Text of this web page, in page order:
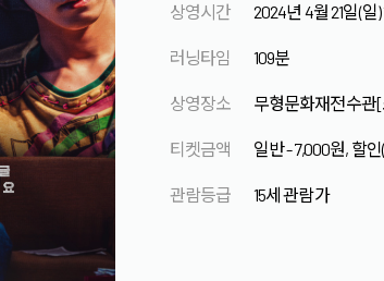
상영시간 2024년 4월 21일(일)
러닝타임 109분
상영장소 무형문화재전수
티켓금액 일반 - 7,000원, 할
관람등급 15세 관람가